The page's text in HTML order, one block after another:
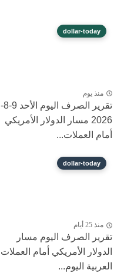
dollar-today
منذ يوم
تقرير الصرف اليوم الأحد 9-8-
2026 مسار الدولار الأمريكي
أمام العملات...
dollar-today
منذ 25 أيام
تقرير الصرف اليوم مسار
الدولار الأمريكي أمام العملات
العربية اليوم...